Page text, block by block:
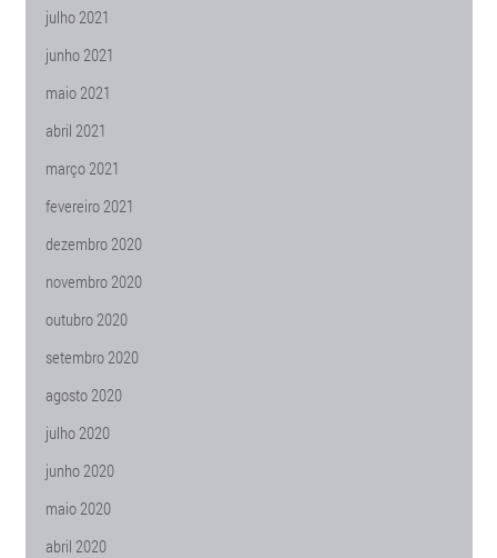
julho 2021
junho 2021
maio 2021
abril 2021
março 2021
fevereiro 2021
dezembro 2020
novembro 2020
outubro 2020
setembro 2020
agosto 2020
julho 2020
junho 2020
maio 2020
abril 2020